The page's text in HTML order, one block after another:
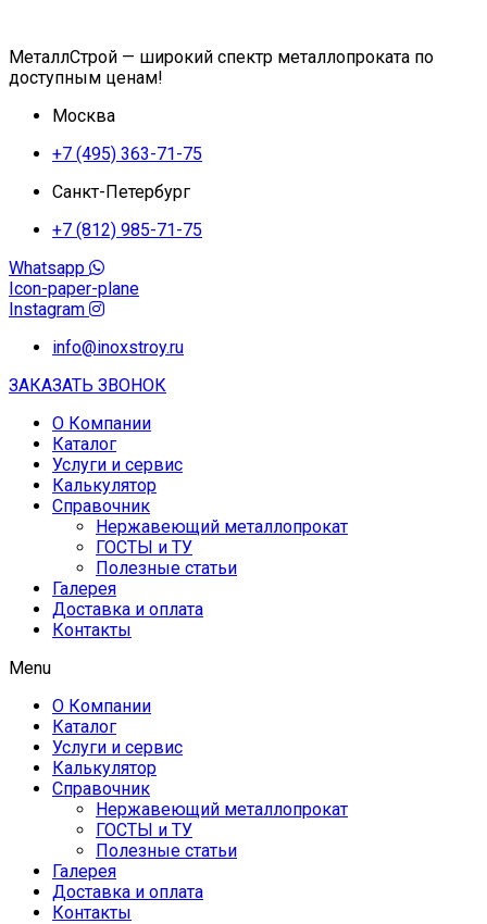
МеталлСтрой — широкий спектр металлопроката по
доступным ценам!
Москва
+7 (495) 363-71-75
Санкт-Петербург
+7 (812) 985-71-75
Whatsapp
Icon-paper-plane
Instagram
info@inoxstroy.ru
ЗАКАЗАТЬ ЗВОНОК
О Компании
Каталог
Услуги и сервис
Калькулятор
Справочник
Нержавеющий металлопрокат
ГОСТЫ и ТУ
Полезные статьи
Галерея
Доставка и оплата
Контакты
Menu
О Компании
Каталог
Услуги и сервис
Калькулятор
Справочник
Нержавеющий металлопрокат
ГОСТЫ и ТУ
Полезные статьи
Галерея
Доставка и оплата
Контакты